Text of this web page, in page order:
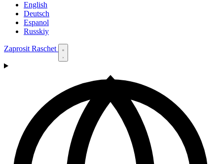
English
Deutsch
Espanol
Russkiy
Zaprosit Raschet